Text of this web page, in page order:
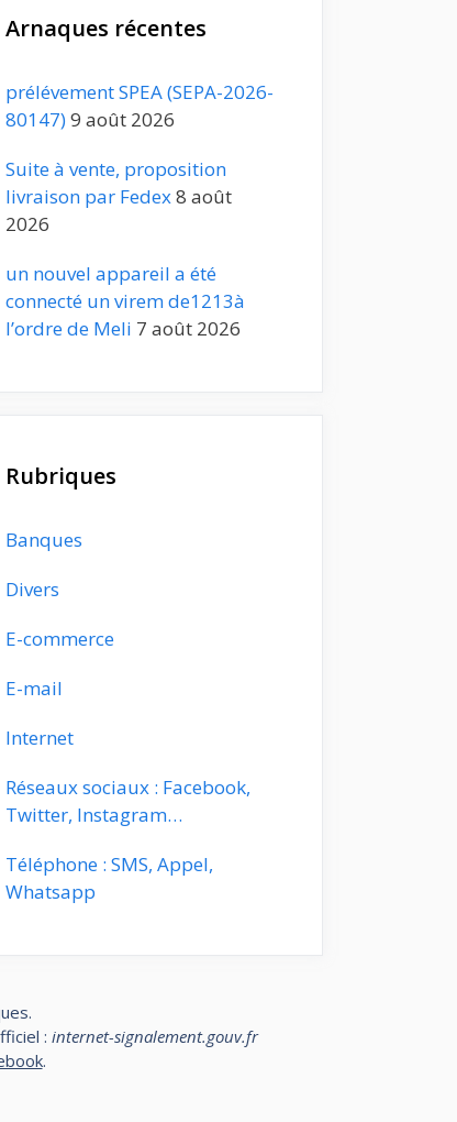
Arnaques récentes
prélévement SPEA (SEPA-2026-
80147)9 août 2026
Suite à vente, proposition
livraison par Fedex8 août
2026
un nouvel appareil a été
connecté un virem de1213à
l’ordre de Meli 7 août 2026
Rubriques
Banques
Divers
E-commerce
E-mail
Internet
Réseaux sociaux : Facebook,
Twitter, Instagram…
Téléphone : SMS, Appel,
Whatsapp
: internet-signalement.gouv.fr
.